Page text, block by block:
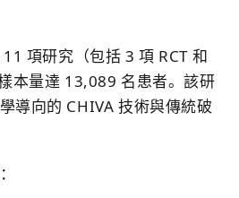
項研究（包括 3 項 RCT 和
本量達 13,089 名患者。該研
導向的 CHIVA 技術與傳統破